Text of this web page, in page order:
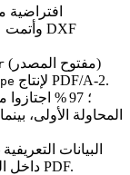
(مفتوح المصدر)
لإنتاج PDF/A‑2.
المحاولة الأولى،
البيانات التعريفية
وحُفظ كـ XMP داخل الـ PDF.